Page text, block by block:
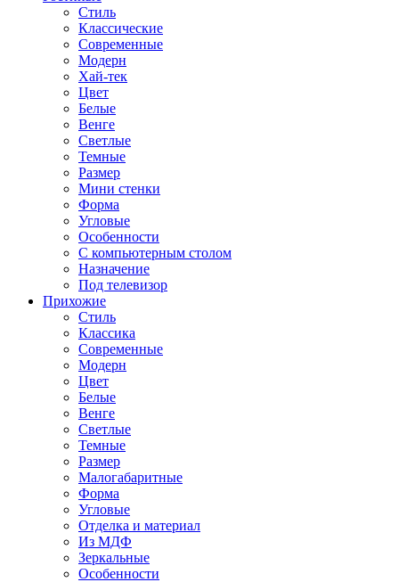
Стиль
Классические
Современные
Модерн
Хай-тек
Цвет
Белые
Венге
Светлые
Темные
Размер
Мини стенки
Форма
Угловые
Особенности
С компьютерным столом
Назначение
Под телевизор
Прихожие
Стиль
Классика
Современные
Модерн
Цвет
Белые
Венге
Светлые
Темные
Размер
Малогабаритные
Форма
Угловые
Отделка и материал
Из МДФ
Зеркальные
Особенности